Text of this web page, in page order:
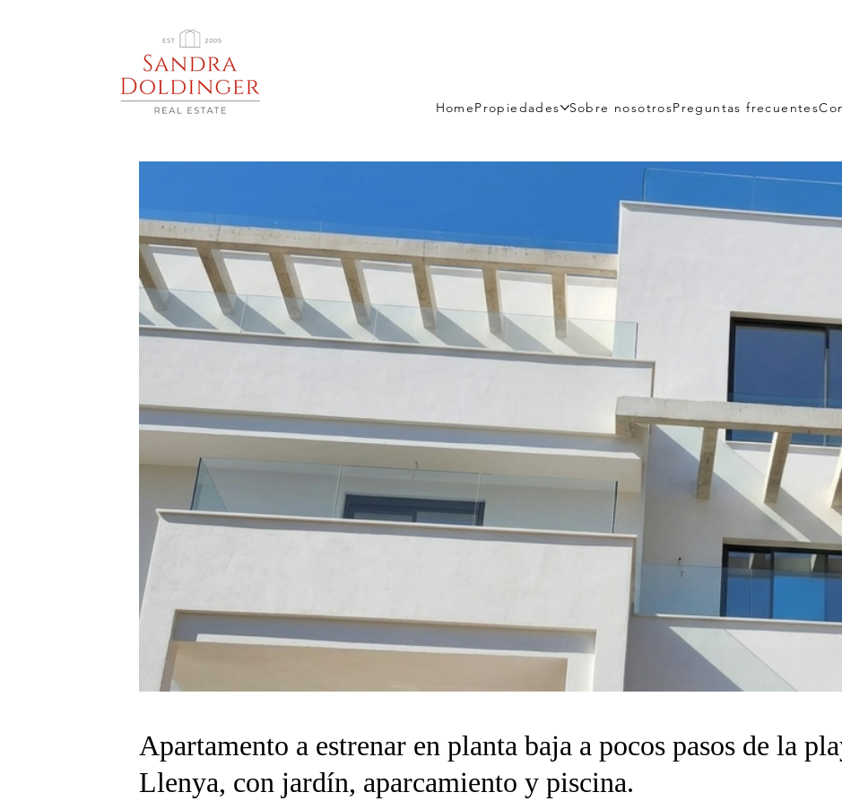
HomePropiedades Sobre nosotrosPreguntas frecuentes
Apartamento a estrenar en planta baja a pocos pasos de la
Llenya, con jardín, aparcamiento y piscina.